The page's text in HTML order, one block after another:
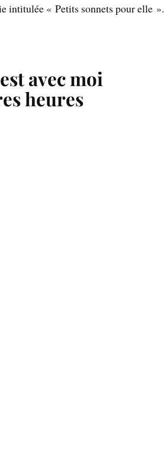
intitulée « Petits sonnets pour elle ».
avec moi
heures